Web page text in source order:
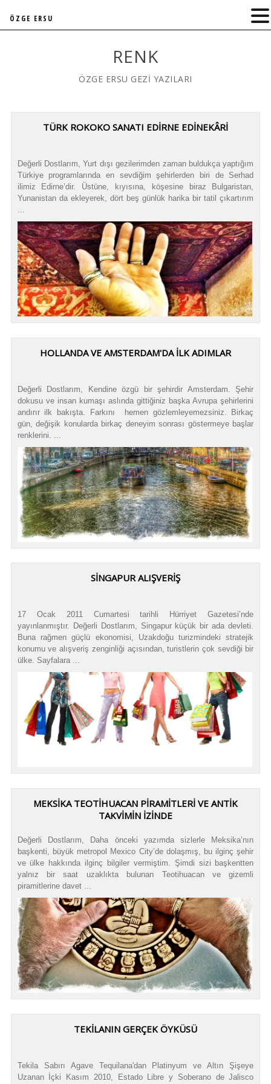
RENK
ÖZGE ERSU GEZİ YAZILARI
TÜRK ROKOKO SANATI EDİRNE EDİNEKÂRİ
Değerli Dostlarım, Yurt dışı gezilerimden zaman buldukça yaptığım
Türkiye programlarında en sevdiğim şehirlerden biri de Serhad
ilimiz Edirne’dir. Üstüne, kıyısına, köşesine biraz Bulgaristan,
Yunanistan da ekleyerek, dört beş günlük harika bir tatil çıkartırım
...
HOLLANDA VE AMSTERDAM'DA İLK ADIMLAR
Değerli Dostlarım, Kendine özgü bir şehirdir Amsterdam. Şehir
dokusu ve insan kumaşı aslında gittiğiniz başka Avrupa şehirlerini
andırır ilk bakışta. Farkını hemen gözlemleyemezsiniz. Birkaç
gün, değişik konularda birkaç deneyim sonrası göstermeye başlar
renklerini. ...
SINGAPUR ALIŞVERIŞ
17 Ocak 2011 Cumartesi tarihli Hürriyet Gazetesi’nde
yayınlanmıştır. Değerli Dostlarım, Singapur küçük bir ada devleti.
Buna rağmen güçlü ekonomisi, Uzakdoğu turizmindeki stratejik
konumu ve alışveriş zenginliği açısından, turistlerin çok sevdiği bir
ülke. Sayfalara ...
MEKSIKA TEOTIHUACAN PIRAMITLERI VE ANTIK
TAKVIMIN İZINDE
Değerli Dostlarım, Daha önceki yazımda sizlerle Meksika’nın
başkenti, büyük metropol Mexico City’de dolaşmış, bu ilginç şehir
ve ülke hakkında ilginç bilgiler vermiştim. Şimdi sizi başkentten
yalnız bir saat uzaklıkta bulunan Teotihuacan ve gizemli
piramitlerine davet ...
TEKILANIN GERÇEK ÖYKÜSÜ
Tekila Sabırı Agave Tequilana'dan Platinyum ve Altın Şişeye
Uzanan İçki Kasım 2010, Estado Libre y Soberano de Jalisco
ÖZGE ERSU